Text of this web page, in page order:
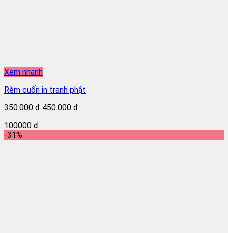
Xem nhanh
Rèm cuốn in tranh phật
350.000 đ 450.000 đ
100000 đ
-31%